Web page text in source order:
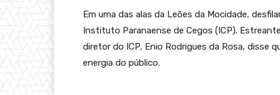
Em uma das alas da Leões da Mocidade,
Instituto Paranaense de Cegos (ICP).
diretor do ICP, Enio Rodrigues da Rosa, disse
energia do público.